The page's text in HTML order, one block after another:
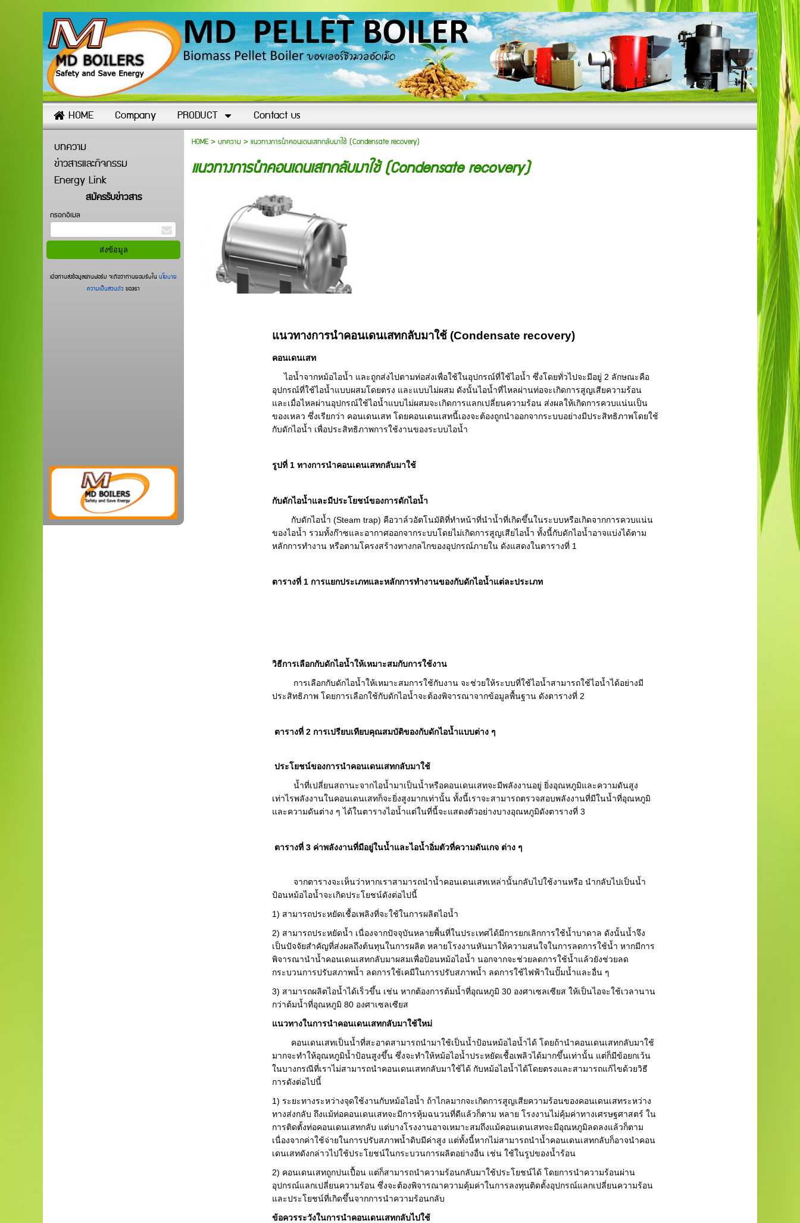
HOME Company PRODUCT
Contact us
บทความ
ข่าวสารและกิจกรรม
Energy Link
สมัครรับข่าวสาร
กรอกอีเมล
เมื่อท่านส่งข้อมูลผ่านฟอร์ม จะถือว่าท่านยอมรับใน นโยบาย
ความเป็นส่วนตัวของเรา
HOME>บทความ>แนวทางการนำคอนเดนเสทกลับมาใช้ (Condensate recovery)
แนวทางการนำคอนเดนเสทกลับมาใช้ (Condensate recovery)
แนวทางการนำคอนเดนเสทกลับมาใช้ (Condensate recovery)
คอนเดนเสท
ไอน้ำจากหม้อไอน้ำ และถูกส่งไปตามท่อส่งเพื่อใช้ในอุปกรณ์ที่ใช้ไอน้ำ ซึ่งโดยทั่วไปจะมีอยู่ 2 ลักษณะคือ
อุปกรณ์ที่ใช้ไอน้ำแบบผสมโดยตรง และแบบไม่ผสม ดังนั้นไอน้ำที่ไหลผ่านท่อจะเกิดการสูญเสียความร้อน
และเมื่อไหลผ่านอุปกรณ์ใช้ไอน้ำแบบไม่ผสมจะเกิดการแลกเปลี่ยนความร้อน ส่งผลให้เกิดการควบแน่นเป็น
ของเหลว ซึ่งเรียกว่า คอนเดนเสท โดยคอนเดนเสทนี้เองจะต้องถูกนำออกจากระบบอย่างมีประสิทธิภาพโดยใช้
กับดักไอน้ำ เพื่อประสิทธิภาพการใช้งานของระบบไอน้ำ
รูปที่ 1 ทางการนำคอนเดนเสทกลับมาใช้
กับดักไอน้ำและมีประโยชน์ของการดักไอน้ำ
กับดักไอน้ำ (Steam trap) คือวาล์วอัตโนมัติที่ทำหน้าที่นำน้ำที่เกิดขึ้นในระบบหรือเกิดจากการควบแน่น
ของไอน้ำ รวมทั้งก๊าซและอากาศออกจากระบบโดยไม่เกิดการสูญเสียไอน้ำ ทั้งนี้กับดักไอน้ำอาจแบ่งได้ตาม
หลักการทำงาน หรือตามโครงสร้างทางกลไกของอุปกรณ์ภายใน ดังแสดงในตารางที่ 1
ตารางที่ 1 การแยกประเภทและหลักการทำงานของกับดักไอน้ำแต่ละประเภท
วิธีการเลือกกับดักไอน้ำให้เหมาะสมกับการใช้งาน
การเลือกกับดักไอน้ำให้เหมาะสมการใช้กับงาน จะช่วยให้ระบบที่ใช้ไอน้ำสามารถใช้ไอน้ำได้อย่างมี
ประสิทธิภาพ โดยการเลือกใช้กับดักไอน้ำจะต้องพิจารณาจากข้อมูลพื้นฐาน ดังตารางที่ 2
ตารางที่ 2 การเปรียบเทียบคุณสมบัติของกับดักไอน้ำแบบต่าง ๆ
ประโยชน์ของการนำคอนเดนเสทกลับมาใช้
น้ำที่เปลี่ยนสถานะจากไอน้ำมาเป็นน้ำหรือคอนเดนเสทจะมีพลังงานอยู่ ยิ่งอุณหภูมิและความดันสูง
เท่าไรพลังงานในคอนเดนเสทก็จะยิ่งสูงมากเท่านั้น ทั้งนี้เราจะสามารถตรวจสอบพลังงานที่มีในน้ำที่อุณหภูมิ
และความดันต่าง ๆ ได้ในตารางไอน้ำแต่ในที่นี้จะแสดงตัวอย่างบางอุณหภูมิดังตารางที่ 3
ตารางที่ 3 ค่าพลังงานที่มีอยู่ในน้ำและไอน้ำอิ่มตัวที่ความดันเกจ ต่าง ๆ
จากตารางจะเห็นว่าหากเราสามารถนำน้ำคอนเดนเสทเหล่านั้นกลับไปใช้งานหรือ นำกลับไปเป็นน้ำ
ป้อนหม้อไอน้ำจะเกิดประโยชน์ดังต่อไปนี้
1) สามารถประหยัดเชื้อเพลิงที่จะใช้ในการผลิตไอน้ำ
2) สามารถประหยัดน้ำ เนื่องจากปัจจุบันหลายพื้นที่ในประเทศได้มีการยกเลิกการใช้น้ำบาดาล ดังนั้นน้ำจึง
เป็นปัจจัยสำคัญที่ส่งผลถึงต้นทุนในการผลิต หลายโรงงานหันมาให้ความสนใจในการลดการใช้น้ำ หากมีการ
พิจารณานำน้ำคอนเดนเสทกลับมาผสมเพื่อป้อนหม้อไอน้ำ นอกจากจะช่วยลดการใช้น้ำแล้วยังช่วยลด
กระบวนการปรับสภาพน้ำ ลดการใช้เคมีในการปรับสภาพน้ำ ลดการใช้ไฟฟ้าในปั๊มน้ำและอื่น ๆ
3) สามารถผลิตไอน้ำได้เร็วขึ้น เช่น หากต้องการต้มน้ำที่อุณหภูมิ 30 องศาเซลเซียส ให้เป็นไอจะใช้เวลานาน
กว่าต้มน้ำที่อุณหภูมิ 80 องศาเซลเซียส
แนวทางในการนำคอนเดนเสทกลับมาใช้ใหม่
คอนเดนเสทเป็นน้ำที่สะอาดสามารถนำมาใช้เป็นน้ำป้อนหม้อไอน้ำได้ โดยถ้านำคอนเดนเสทกลับมาใช้
มากจะทำให้อุณหภูมิน้ำป้อนสูงขึ้น ซึ่งจะทำให้หม้อไอน้ำประหยัดเชื้อเพลิวได้มากขึ้นเท่านั้น แต่ก็มีข้อยกเว้น
ในบางกรณีที่เราไม่สามารถนำคอนเดนเสทกลับมาใช้ได้ กับหม้อไอน้ำได้โดยตรงและสามารถแก้ไขด้วยวิธี
การดังต่อไปนี้
1) ระยะทางระหว่างจุดใช้งานกับหม้อไอน้ำ ถ้าไกลมากจะเกิดการสูญเสียความร้อนของคอนเดนเสทระหว่าง
ทางส่งกลับ ถึงแม้ท่อคอนเดนเสทจะมีการหุ้มฉนวนที่ดีแล้วก็ตาม หลาย โรงงานไม่คุ้มค่าทางเศรษฐศาสตร์ ใน
การติดตั้งท่อคอนเดนเสทกลับ แต่บางโรงงานอาจเหมาะสมถึงแม้คอนเดนเสทจะมีอุณหภูมิลดลงแล้วก็ตาม
เนื่องจากค่าใช้จ่ายในการปรับสภาพน้ำดิบมีค่าสูง แต่ทั้งนี้หากไม่สามารถนำน้ำคอนเดนเสทกลับก็อาจนำคอน
เดนเสทดังกล่าวไปใช้ประโยชน์ในกระบวนการผลิตอย่างอื่น เช่น ใช้ในรูปของน้ำร้อน
2) คอนเดนเสทถูกปนเปื้อน แต่ก็สามารถนำความร้อนกลับมาใช้ประโยชน์ได้ โดยการนำความร้อนผ่าน
อุปกรณ์แลกเปลี่ยนความร้อน ซึ่งจะต้องพิจารณาความคุ้มค่าในการลงทุนติดตั้งอุปกรณ์แลกเปลี่ยนความร้อน
และประโยชน์ที่เกิดขึ้นจากการนำความร้อนกลับ
ข้อควรระวังในการนำคอนเดนเสทกลับไปใช้